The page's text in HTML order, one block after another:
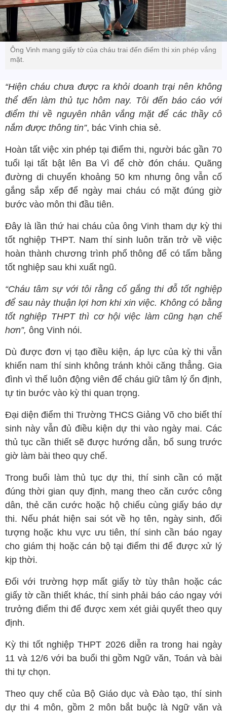
Ông Vinh mang giấy tờ của cháu trai đến điểm thi xin phép vắng
mặt.
“Hiện cháu chưa được ra khỏi doanh trại nên không
thể đến làm thủ tục hôm nay. Tôi đến báo cáo với
điểm thi về nguyên nhân vắng mặt để các thầy cô
nắm được thông tin”, bác Vinh chia sẻ.
Hoàn tất việc xin phép tại điểm thi, người bác gần 70
tuổi lại tất bật lên Ba Vì để chờ đón cháu. Quãng
đường di chuyển khoảng 50 km nhưng ông vẫn cố
gắng sắp xếp để ngày mai cháu có mặt đúng giờ
bước vào môn thi đầu tiên.
Đây là lần thứ hai cháu của ông Vinh tham dự kỳ thi
tốt nghiệp THPT. Nam thí sinh luôn trăn trở về việc
hoàn thành chương trình phổ thông để có tấm bằng
tốt nghiệp sau khi xuất ngũ.
“Cháu tâm sự với tôi rằng cố gắng thi đỗ tốt nghiệp
để sau này thuận lợi hơn khi xin việc. Không có bằng
tốt nghiệp THPT thì cơ hội việc làm cũng hạn chế
hơn”, ông Vinh nói.
Dù được đơn vị tạo điều kiện, áp lực của kỳ thi vẫn
khiến nam thí sinh không tránh khỏi căng thẳng. Gia
đình vì thế luôn động viên để cháu giữ tâm lý ổn định,
tự tin bước vào kỳ thi quan trọng.
Đại diện điểm thi Trường THCS Giảng Võ cho biết thí
sinh này vẫn đủ điều kiện dự thi vào ngày mai. Các
thủ tục cần thiết sẽ được hướng dẫn, bổ sung trước
giờ làm bài theo quy chế.
Trong buổi làm thủ tục dự thi, thí sinh cần có mặt
đúng thời gian quy định, mang theo căn cước công
dân, thẻ căn cước hoặc hộ chiếu cùng giấy báo dự
thi. Nếu phát hiện sai sót về họ tên, ngày sinh, đối
tượng hoặc khu vực ưu tiên, thí sinh cần báo ngay
cho giám thị hoặc cán bộ tại điểm thi để được xử lý
kịp thời.
Đối với trường hợp mất giấy tờ tùy thân hoặc các
giấy tờ cần thiết khác, thí sinh phải báo cáo ngay với
trưởng điểm thi để được xem xét giải quyết theo quy
định.
Kỳ thi tốt nghiệp THPT 2026 diễn ra trong hai ngày
11 và 12/6 với ba buổi thi gồm Ngữ văn, Toán và bài
thi tự chọn.
Theo quy chế của Bộ Giáo dục và Đào tạo, thí sinh
dự thi 4 môn, gồm 2 môn bắt buộc là Ngữ văn và